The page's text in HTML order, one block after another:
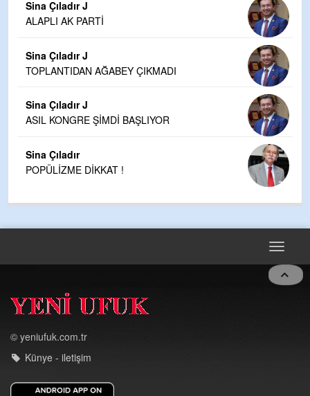
Sina Çıladır J
ALAPLI AK PARTİ
Sina Çıladır J
TOPLANTIDAN AĞABEY ÇIKMADI
Sina Çıladır J
ASIL KONGRE ŞİMDİ BAŞLIYOR
Sina Çıladır
POPÜLİZME DİKKAT !
Toggle
© yeniufuk.com.tr
Künye - iletişim